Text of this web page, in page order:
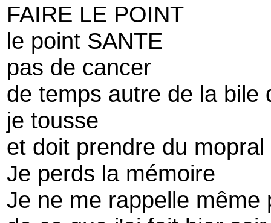
FAIRE LE POINT
le point SANTE
pas de cancer
de temps autre de la bile
je tousse
et doit prendre du mopral
Je perds la mémoire
Je ne me rappelle même